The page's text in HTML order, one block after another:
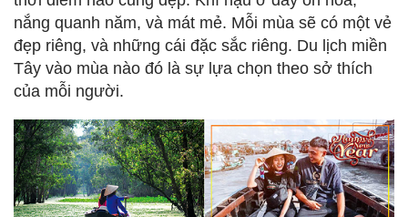
nắng quanh năm, và mát mẻ. Mỗi mùa sẽ có một vẻ
đẹp riêng, và những cái đặc sắc riêng. Du lịch miền
Tây vào mùa nào đó là sự lựa chọn theo sở thích
của mỗi người.